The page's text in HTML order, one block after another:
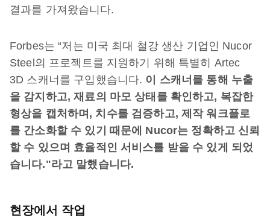
결과를 가져왔습니다.
Forbes는 “저는 미국 최대 철강 생산 기업인 Nucor
Steel의 프로젝트를 지원하기 위해 특별히 Artec
3D 스캐너를 구입했습니다. 이 스캐너를 통해 누출
을 감지하고, 재료의 마모 상태를 확인하고, 복잡한
형상을 캡처하며, 치수를 검증하고, 제작 워크플로
를 간소화할 수 있기 때문에 Nucor는 정확하고 신뢰
할 수 있으며 효율적인 서비스를 받을 수 있게 되었
습니다."라고 말했습니다.
현장에서 작업